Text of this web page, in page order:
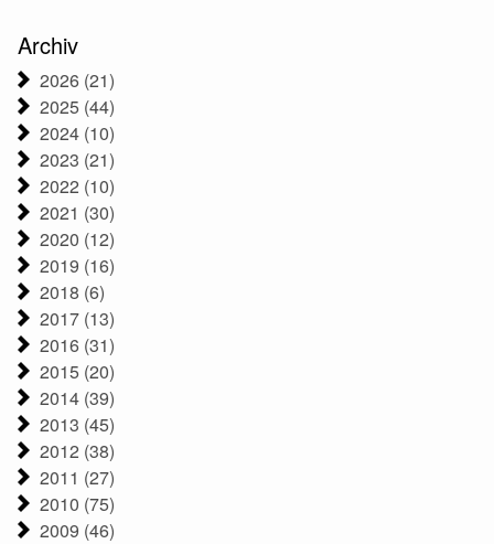
Archiv
2026 (21)
2025 (44)
2024 (10)
2023 (21)
2022 (10)
2021 (30)
2020 (12)
2019 (16)
2018 (6)
2017 (13)
2016 (31)
2015 (20)
2014 (39)
2013 (45)
2012 (38)
2011 (27)
2010 (75)
2009 (46)